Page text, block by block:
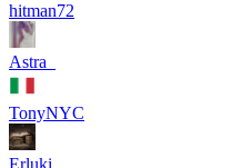
hitman72
Astra_
TonyNYC
Erluki